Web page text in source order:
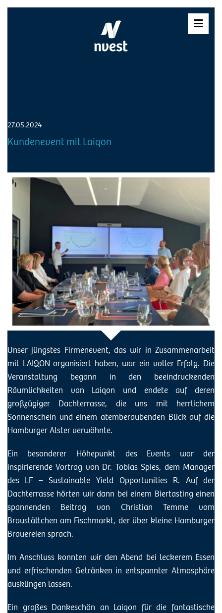
27.05.2024
Kundenevent mit Laiqon
Unser jüngstes Firmenevent, das wir in Zusammenarbeit
mit LAIQON organisiert haben, war ein voller Erfolg. Die
Veranstaltung begann in den beeindruckenden
Räumlichkeiten von Laiqon und endete auf deren
großzügiger Dachterrasse, die uns mit herrlichem
Sonnenschein und einem atemberaubenden Blick auf die
Hamburger Alster verwöhnte.
Ein besonderer Höhepunkt des Events war der
inspirierende Vortrag von Dr. Tobias Spies, dem Manager
des LF – Sustainable Yield Opportunities R. Auf der
Dachterrasse hörten wir dann bei einem Biertasting einen
spannenden Beitrag von Christian Temme vom
Braustättchen am Fischmarkt, der über kleine Hamburger
Brauereien sprach.
Im Anschluss konnten wir den Abend bei leckerem Essen
und erfrischenden Getränken in entspannter Atmosphäre
ausklingen lassen.
Ein großes Dankeschön an Laiqon für die fantastische